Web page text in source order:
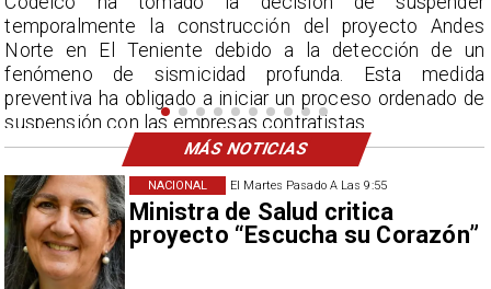
El Martes Pasado A Las 9:55
Ministra de Salud critica
proyecto “Escucha su Corazón”
NACIONAL
acumulados sin precedentes en julio y pronostica
por encima del promedio en agosto.
MÁS NOTICIAS